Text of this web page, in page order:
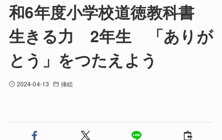
和6年度小学校道徳教科書
生きる力 2年生 「ありが
とう」をつたえよう
2024-04-13 挿絵